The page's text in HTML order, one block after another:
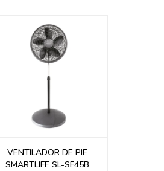
VENTILADOR DE PIE
SMARTLIFE SL-SF45B